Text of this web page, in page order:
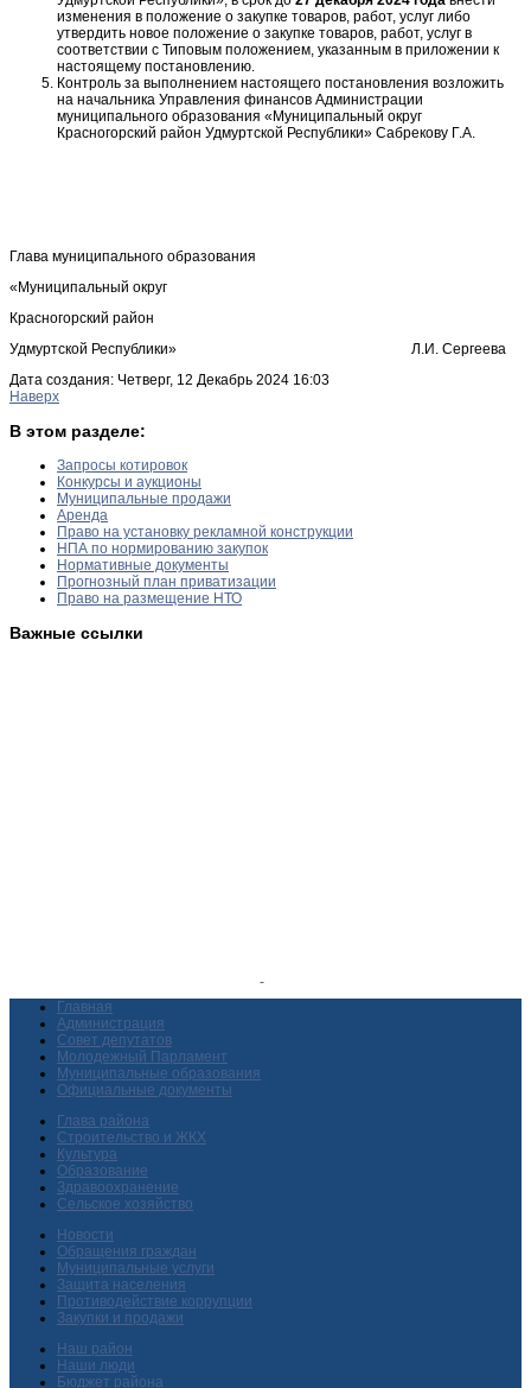
изменения в положение о закупке товаров, работ, услуг либо
утвердить новое положение о закупке товаров, работ, услуг в
соответствии с Типовым положением, указанным в приложении к
настоящему постановлению.
Контроль за выполнением настоящего постановления возложить
на начальника Управления финансов Администрации
муниципального образования «Муниципальный округ
Красногорский район Удмуртской Республики» Сабрекову Г.А.
Глава муниципального образования
«Муниципальный округ
Красногорский район
Удмуртской Республики» Л.И. Сергеева
Дата создания: Четверг, 12 Декабрь 2024 16:03
Наверх
В этом разделе:
Запросы котировок
Конкурсы и аукционы
Муниципальные продажи
Аренда
Право на установку рекламной конструкции
НПА по нормированию закупок
Нормативные документы
Прогнозный план приватизации
Право на размещение НТО
Важные ссылки
Главная
Администрация
Совет депутатов
Молодежный Парламент
Муниципальные образования
Официальные документы
Глава района
Строительство и ЖКХ
Культура
Образование
Здравоохранение
Сельское хозяйство
Новости
Обращения граждан
Муниципальные услуги
Защита населения
Противодействие коррупции
Закупки и продажи
Наш район
Наши люди
Бюджет района